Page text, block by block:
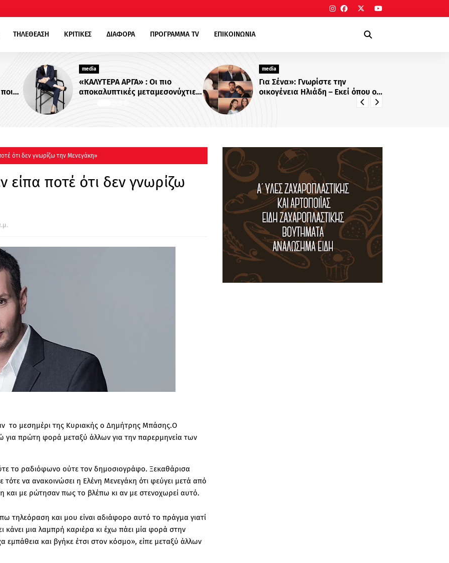
ΤΗΛΕΘΕΑΣΗ ΚΡΙΤΙΚΕΣ ΔΙΑΦΟΡΑ ΠΡΟΓΡΑΜΜΑ TV ΕΠΙΚΟΙΝΩΝΙΑ
ΑΡΓΑ» : Oι πιο
μεταμεσονύχτιες
επιστρέφουν στο
24 - Πότε κάνουν
Για Σένα»: Γνωρίστε την
οικογένεια Ηλιάδη – Εκεί όπου οι
πιο δυνατοί δεσμοί δοκιμάζονται
«Κενά Μνήμης»: Το νέο
θρίλερ του Alpha με τον
Βλαδίμηρο Κυριακίδη
ότι δεν γνωρίζω την Μενεγάκη»
ποτέ ότι δεν γνωρίζω
το μεσημέρι της Κυριακής ο Δημήτρης Μπάσης.Ο
για πρώτη φορά μεταξύ άλλων για την παρερμηνεία των
το ραδιόφωνο ούτε τον δημοσιογράφο. Ξεκαθάρισα
να ανακοινώσει η Ελένη Μενεγάκη ότι φεύγει μετά από
και με ρώτησαν πως το βλέπω κι αν με στενοχωρεί αυτό.
τηλεόραση και μου είναι αδιάφορο αυτό το πράγμα γιατί
μια λαμπρή καριέρα κι έχω πάει μία φορά στην
εμπάθεια και βγήκε έτσι στον κόσμο», είπε μεταξύ άλλων